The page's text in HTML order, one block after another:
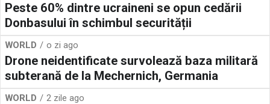
Peste 60% dintre ucraineni se opun cedării
Donbasului în schimbul securității
WORLD o zi ago
Drone neidentificate survolează baza militară
subterană de la Mechernich, Germania
WORLD 2 zile ago